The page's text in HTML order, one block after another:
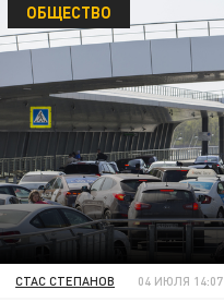
ОБЩЕСТВО
СТАС СТЕПАНОВ 04 ИЮЛЯ 14:07